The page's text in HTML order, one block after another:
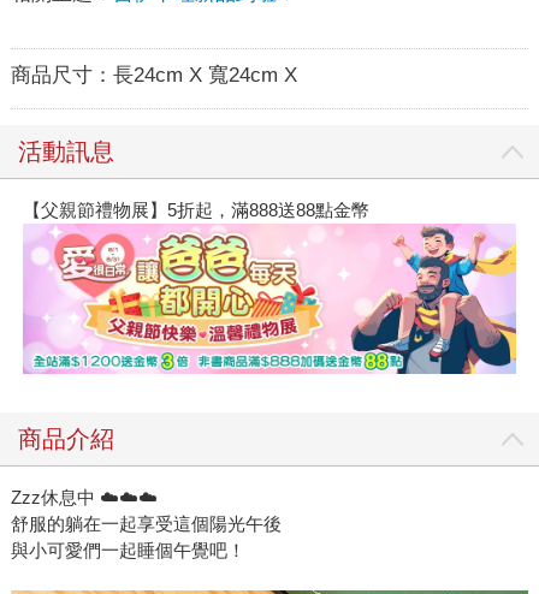
商品尺寸： 長24cm X 寬24cm X
活動訊息
【父親節禮物展】5折起，滿888送88點金幣
商品介紹
Zzz休息中 ☁️☁️☁️
舒服的躺在一起享受這個陽光午後
與小可愛們一起睡個午覺吧！